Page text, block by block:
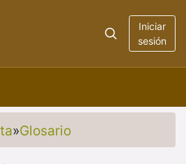
Iniciar
sesión
»Glosario